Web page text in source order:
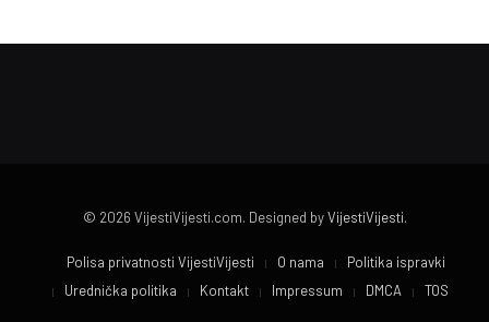
© 2026 VijestiVijesti.com. Designed byVijestiVijesti.
Polisa privatnosti VijestiVijesti O nama
Politika ispravki
Urednička politika
Kontakt Impressum DMCA TOS